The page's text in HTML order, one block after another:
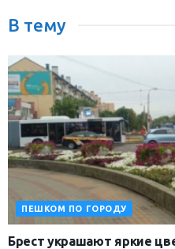
В тему
ПЕШКОМ ПО ГОРОДУ
Брест украшают яркие